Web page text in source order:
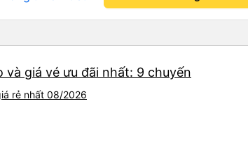
giá vé ưu đãi nhất: 9 chuyến
rẻ nhất 08/2026